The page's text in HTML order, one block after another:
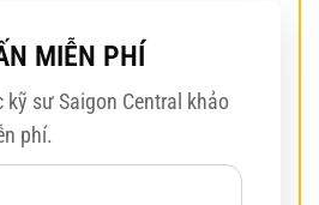
MIỄN PHÍ
sư Saigon Central khảo
phí.